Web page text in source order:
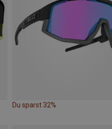
Du sparst 32%